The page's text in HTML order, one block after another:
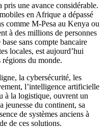
une avance considérable.
en Afrique a dépassé
comme M-Pesa au Kenya ou
à des millions de personnes
sans compte bancaire
locales, est aujourd’hui
régions du monde.
la cybersécurité, les
l’intelligence artificielle
à la logistique, ouvrent un
jeunesse du continent, sa
de systèmes anciens à
de ces solutions.